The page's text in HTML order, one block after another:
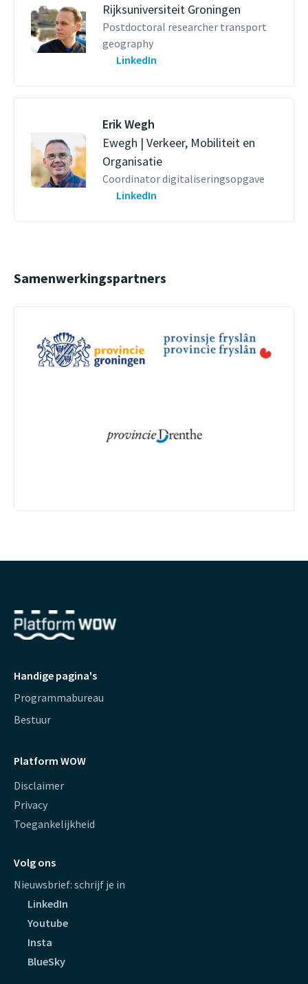
Rijksuniversiteit Groningen
Postdoctoral researcher transport
geography
LinkedIn
Erik Wegh
Ewegh | Verkeer, Mobiliteit en
Organisatie
Coordinator digitaliseringsopgave
LinkedIn
Samenwerkingspartners
Handige pagina's
Programmabureau
Bestuur
Platform WOW
Disclaimer
Privacy
Toegankelijkheid
Volg ons
Nieuwsbrief: schrijf je in
LinkedIn
Youtube
Insta
BlueSky